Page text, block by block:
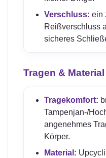
Verschluss: ein
Reißverschluss
sicheres
Tragen & Material
Tragekomfort:
Tampenjan-/
angenehmes
Körper.
Material: